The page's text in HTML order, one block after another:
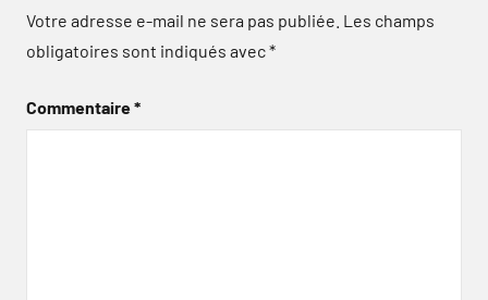
Votre adresse e-mail ne sera pas publiée. Les champs
obligatoires sont indiqués avec*
Commentaire*